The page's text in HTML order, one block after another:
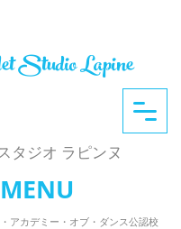
アカデミー・オブ・ダンス公認校
タジオ ラピンヌ
Studio Lapine
MENU